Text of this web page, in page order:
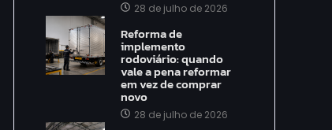
28 de julho de 2026
Reforma de
implemento
rodoviário: quando
vale a pena reformar
em vez de comprar
novo
28 de julho de 2026